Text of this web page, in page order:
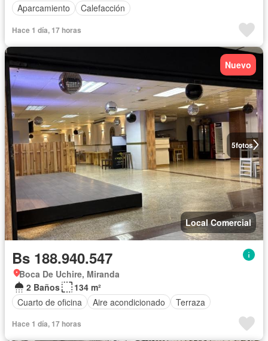
Aparcamiento
Calefacción
Hace 1 día, 17 horas
5fotos
Nuevo
Local Comercial
Bs 188.940.547
Boca De Uchire, Miranda
2 Baños
134 m²
Cuarto de oficina
Aire acondicionado Terraza
Hace 1 día, 17 horas